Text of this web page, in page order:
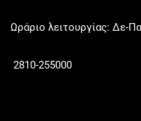
Ωράριο λειτουργίας: Δε-
2810-255000